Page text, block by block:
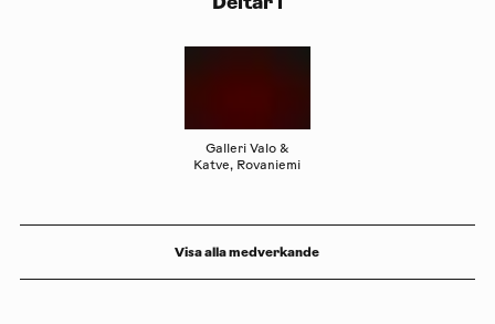
Galleri Valo &
Katve, Rovaniemi
Visa alla medverkande